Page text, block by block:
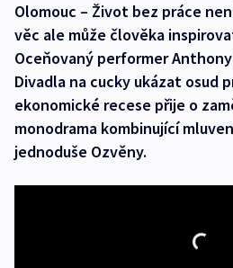
Olomouc – Život bez práce
věc ale může člověka
Oceňovaný performer
Divadla na cucky ukázat osud
ekonomické recese přije o
monodrama kombinující
jednoduše Ozvěny.